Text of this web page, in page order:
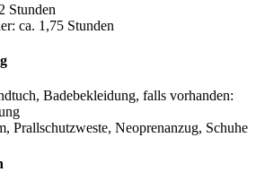
Stunden
ca. 1,75 Stunden
Badebekleidung, falls vorhanden:
Prallschutzweste, Neoprenanzug, Schuhe